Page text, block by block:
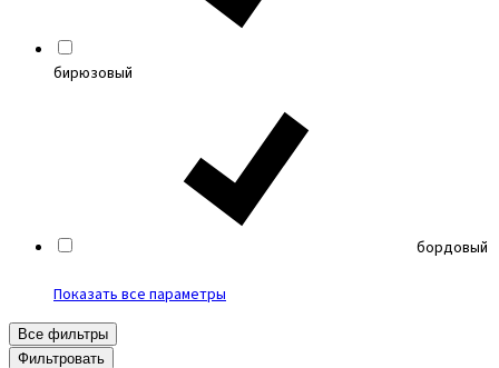
бирюзовый
бордовый
Показать все параметры
Все фильтры
Фильтровать